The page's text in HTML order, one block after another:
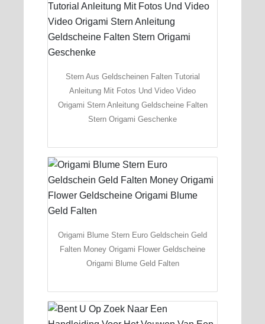
Stern Aus Geldscheinen Falten Tutorial
Anleitung Mit Fotos Und Video Video
Origami Stern Anleitung Geldscheine Falten
Stern Origami Geschenke
Origami Blume Stern Euro Geldschein Geld
Falten Money Origami Flower Geldscheine
Origami Blume Geld Falten